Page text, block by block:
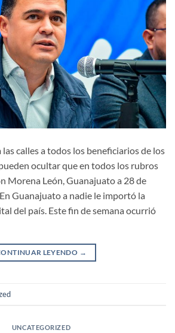
calles a todos los beneficiarios de los
ocultar que en todos los rubros
Morena León, Guanajuato a 28 de
Guanajuato a nadie le importó la
del país. Este fin de semana ocurrió
LEYENDO →
UNCATEGORIZED